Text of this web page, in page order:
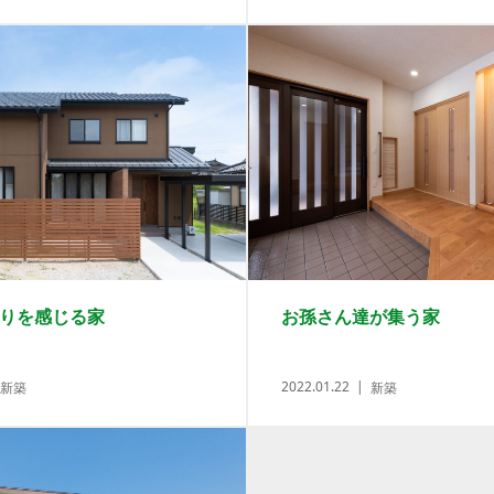
を感じる家
新築
お孫さん達が集う家
2022.01.22 新築